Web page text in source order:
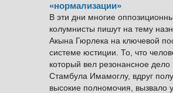
«нормализации»
В эти дни многие
колумнисты пишут на тему
Акына Гюрлека на ключевой
системе юстиции. То, что
который вел резонансное дело
Стамбула Имамоглу, вдруг
высокие полномочия, вызвало